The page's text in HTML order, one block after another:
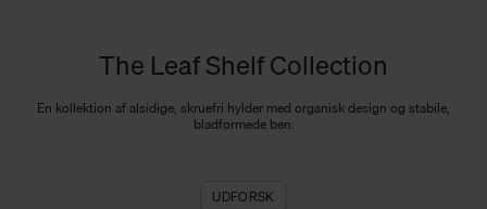
The Leaf Shelf Collection
En kollektion af alsidige, skruefri hylder med organisk design og stabile,
bladformede ben.
UDFORSK